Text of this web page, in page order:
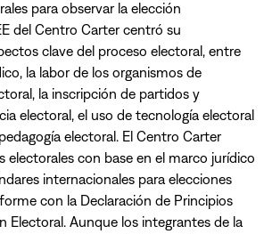
para observar la elección
del Centro Carter centró su
clave del proceso electoral, entre
la labor de los organismos de
la inscripción de partidos y
electoral, el uso de tecnología electoral
electoral. El Centro Carter
electorales con base en el marco jurídico
internacionales para elecciones
con la Declaración de Principios
Electoral. Aunque los integrantes de la